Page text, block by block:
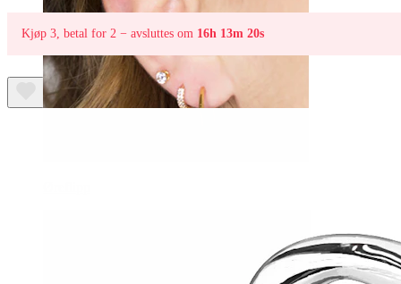
Kjøp 3, betal for 2 − avsluttes om 16h 13m 20s